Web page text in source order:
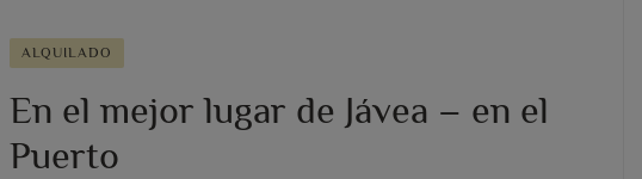
ALQUILADO
En el mejor lugar de Jávea – en el
Puerto